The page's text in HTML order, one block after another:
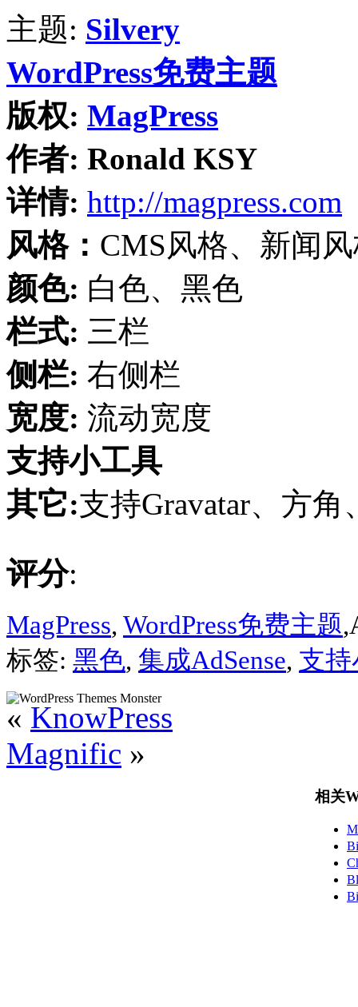
主题: Silvery
WordPress免费主题
版权: MagPress
作者: Ronald KSY
详情: http://magpress.com
风格： CMS风格、新闻
颜色: 白色、黑色
栏式: 三栏
侧栏: 右侧栏
宽度: 流动宽度
支持小工具
其它:支持Gravatar、方角
评分:
MagPress, WordPress免费主题
标签: 黑色, 集成AdSense, 支
« KnowPress
Magnific »
相关